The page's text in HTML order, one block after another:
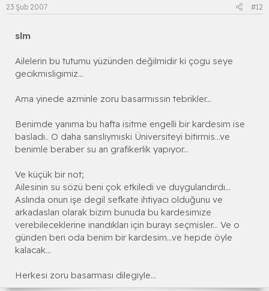
23 Şub 2007 #12
slm
Ailelerin bu tutumu yüzünden değilmidir ki çogu seye
gecikmisligimiz...
Ama yinede azminle zoru basarmıssın tebrikler...
Benimde yanıma bu hafta isitme engelli bir kardesim ise
basladı.. O daha sanslıymıski Üniversiteyi bitirmis...ve
benimle beraber su an grafikerlik yapıyor...
Ve küçük bir not;
Ailesinin su sözü beni çok etkiledi ve duygulandırdı...
Aslında onun işe degil sefkate ihtiyacı olduğunu ve
arkadasları olarak bizim bunuda bu kardesimize
verebileceklerine inandıkları için burayı seçmisler... Ve o
günden beri oda benim bir kardesim...ve hepde öyle
kalacak...
Herkesi zoru basarması dilegiyle...